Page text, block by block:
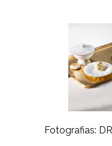
Fotografias: